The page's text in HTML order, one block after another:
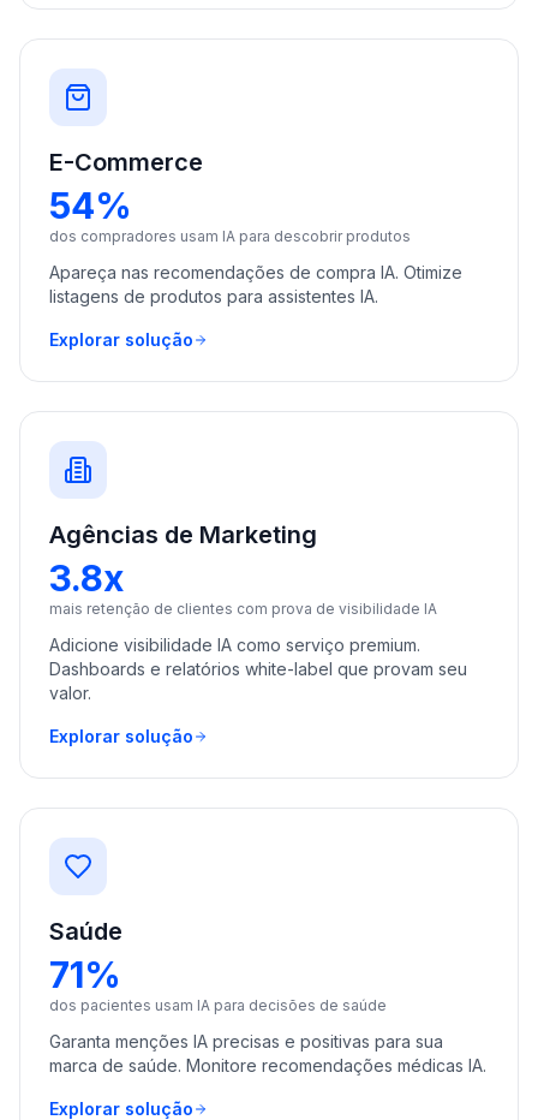
E-Commerce
54%
dos compradores usam IA para descobrir produtos
Apareça nas recomendações de compra IA. Otimize
listagens de produtos para assistentes IA.
Explorar solução
Agências de Marketing
3.8x
mais retenção de clientes com prova de visibilidade IA
Adicione visibilidade IA como serviço premium.
Dashboards e relatórios white-label que provam seu
valor.
Explorar solução
Saúde
71%
dos pacientes usam IA para decisões de saúde
Garanta menções IA precisas e positivas para sua
marca de saúde. Monitore recomendações médicas IA.
Explorar solução